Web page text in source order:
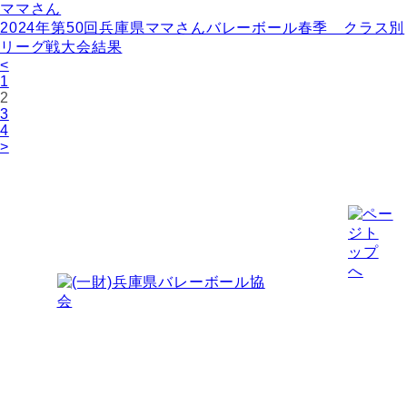
ママさん
2024年第50回兵庫県ママさんバレーボール春季 クラス別
リーグ戦大会結果
<
1
2
3
4
>